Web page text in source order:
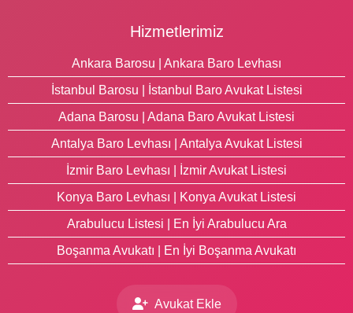
Hizmetlerimiz
Ankara Barosu | Ankara Baro Levhası
İstanbul Barosu | İstanbul Baro Avukat Listesi
Adana Barosu | Adana Baro Avukat Listesi
Antalya Baro Levhası | Antalya Avukat Listesi
İzmir Baro Levhası | İzmir Avukat Listesi
Konya Baro Levhası | Konya Avukat Listesi
Arabulucu Listesi | En İyi Arabulucu Ara
Boşanma Avukatı | En İyi Boşanma Avukatı
Avukat Ekle